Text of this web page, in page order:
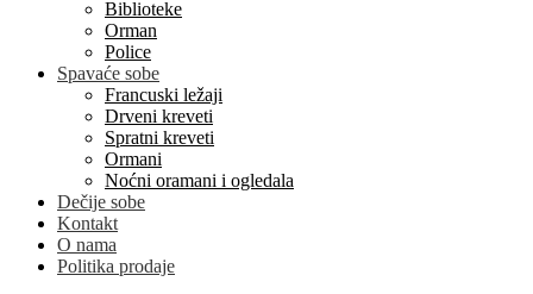
Biblioteke
Orman
Police
Spavaće sobe
Francuski ležaji
Drveni kreveti
Spratni kreveti
Ormani
Noćni oramani i ogledala
Dečije sobe
Kontakt
O nama
Politika prodaje